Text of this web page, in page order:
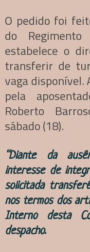
O pedido foi
do
estabelece o
transferir de
vaga disponível.
pela
Roberto
sábado (18).
“Diante da
interesse de
solicitada
nos termos dos
Interno desta
despacho.